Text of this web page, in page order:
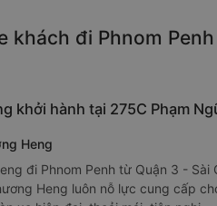
khách đi Phnom
khởi hành tại 275C Phạm
Heng
đi Phnom Penh từ Quận 3 -
Heng luôn nỗ lực cung cấp